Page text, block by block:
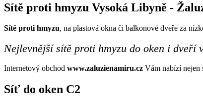
Sítě proti hmyzu Vysoká Libyně -
Sítě proti hmyzu, na plastová okna či balkonové dveře za
Nejlevnější sítě proti hmyzu do oken i dveří
Internetový obchod www.zaluzienamiru.cz Vám nabízí nejen
Síť do oken C2